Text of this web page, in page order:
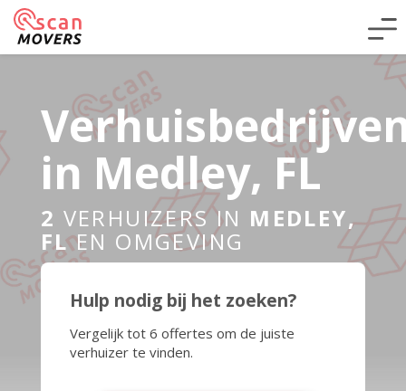
in Medley, FL
2 VERHUIZERS IN MEDLEY,
FLEN OMGEVING
Hulp nodig bij het zoeken?
Vergelijk tot 6 offertes om de juiste
verhuizer te vinden.